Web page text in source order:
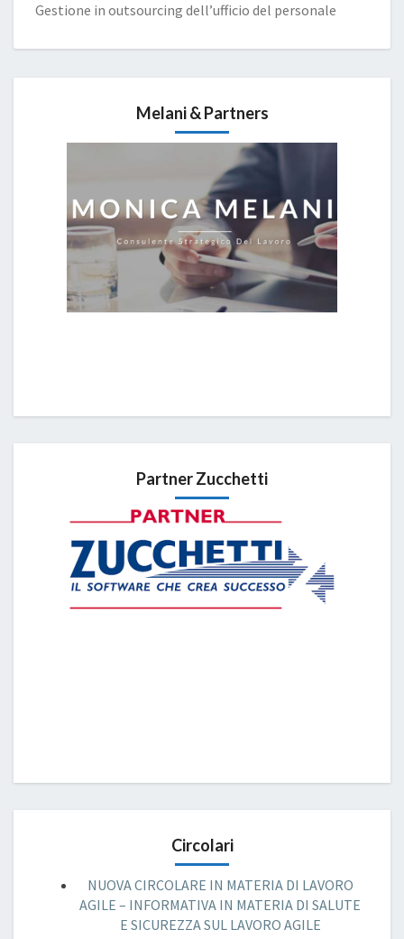
Gestione in outsourcing dell’ufficio del personale
Melani & Partners
Partner Zucchetti
Circolari
NUOVA CIRCOLARE IN MATERIA DI LAVORO
AGILE – INFORMATIVA IN MATERIA DI SALUTE
E SICUREZZA SUL LAVORO AGILE